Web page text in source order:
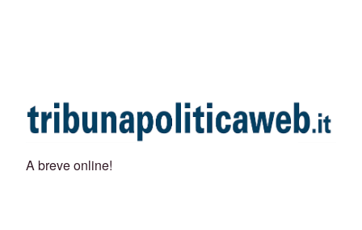
A breve online!